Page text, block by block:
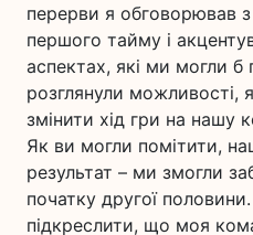
перерви я обговорював
першого тайму і
аспектах, які ми могли
розглянули можливості,
змінити хід гри на нашу
Як ви могли помітити,
результат – ми змогли
початку другої
підкреслити, що моя